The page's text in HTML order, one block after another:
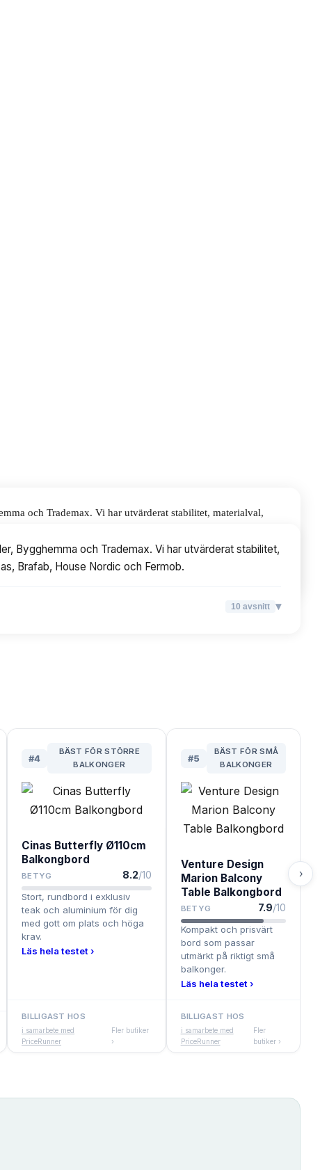
och Trademax. Vi har utvärderat stabilitet, materialval,
Bygghemma och Trademax. Vi har utvärderat stabilitet,
Brafab, House Nordic och Fermob.
10 avsnitt ▾
#4
BÄST FÖR STÖRRE
BALKONGER
Cinas Butterfly Ø110cm
Balkongbord
BETYG 8.2/10
Stort, rundbord i exklusiv
teak och aluminium för dig
med gott om plats och höga
krav.
Läs hela testet ›
BILLIGAST HOS
i samarbete med
PriceRunner
Fler butiker
›
#5
BÄST FÖR SMÅ
BALKONGER
Venture Design
Marion Balcony
Table Balkongbord
BETYG 7.9/10
Kompakt och prisvärt
bord som passar
utmärkt på riktigt små
balkonger.
Läs hela testet ›
BILLIGAST HOS
i samarbete med
PriceRunner
Fler
butiker ›
›